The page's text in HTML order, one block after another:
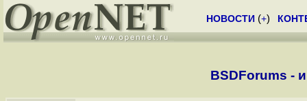
НОВОСТИ (+)
BSDForums -